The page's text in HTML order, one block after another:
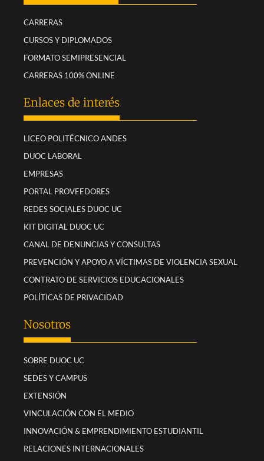
CARRERAS
CURSOS Y DIPLOMADOS
FORMATO SEMIPRESENCIAL
CARRERAS 100% ONLINE
Enlaces de interés
LICEO POLITÉCNICO ANDES
DUOC LABORAL
EMPRESAS
PORTAL PROVEEDORES
REDES SOCIALES DUOC UC
KIT DIGITAL DUOC UC
CANAL DE DENUNCIAS Y CONSULTAS
PREVENCIÓN Y APOYO A VÍCTIMAS DE VIOLENCIA SEXUAL
CONTRATO DE SERVICIOS EDUCACIONALES
POLÍTICAS DE PRIVACIDAD
Nosotros
SOBRE DUOC UC
SEDES Y CAMPUS
EXTENSIÓN
VINCULACIÓN CON EL MEDIO
INNOVACIÓN & EMPRENDIMIENTO ESTUDIANTIL
RELACIONES INTERNACIONALES